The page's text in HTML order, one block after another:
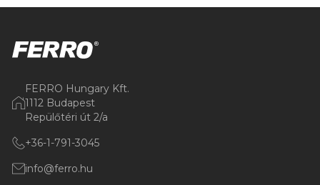
FERRO Hungary Kft.
1112 Budapest
Repülőtéri út 2/a
+36-1-791-3045
info@ferro.hu